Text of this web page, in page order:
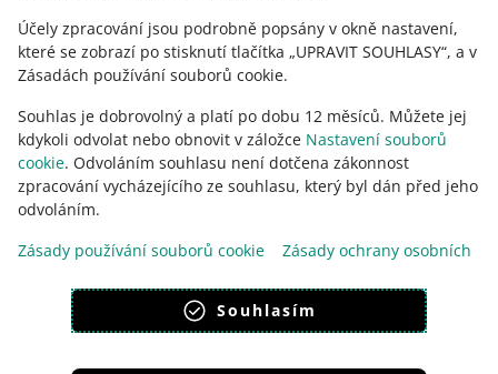
Účely zpracování jsou podrobně popsány v okně nastavení,
které se zobrazí po stisknutí tlačítka „UPRAVIT SOUHLASY“, a v
Zásadách používání souborů cookie.
Souhlas je dobrovolný a platí po dobu 12 měsíců. Můžete jej
kdykoli odvolat nebo obnovit v záložce Nastavení souborů
cookie. Odvoláním souhlasu není dotčena zákonnost
zpracování vycházejícího ze souhlasu, který byl dán před jeho
odvoláním.
Zásady používání souborů cookie
Zásady ochrany osobních
Souhlasím
Tato stránka je dostupná i v jiných jazycích
vzhled: